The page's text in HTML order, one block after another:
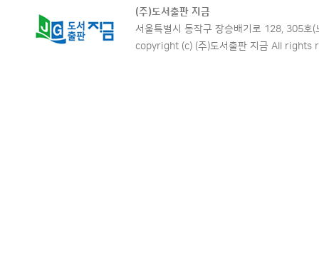
(주)도서출판 지금
서울특별시 동작구 장승배기로 128, 305
copyright (c) (주)도서출판 지금 All rights